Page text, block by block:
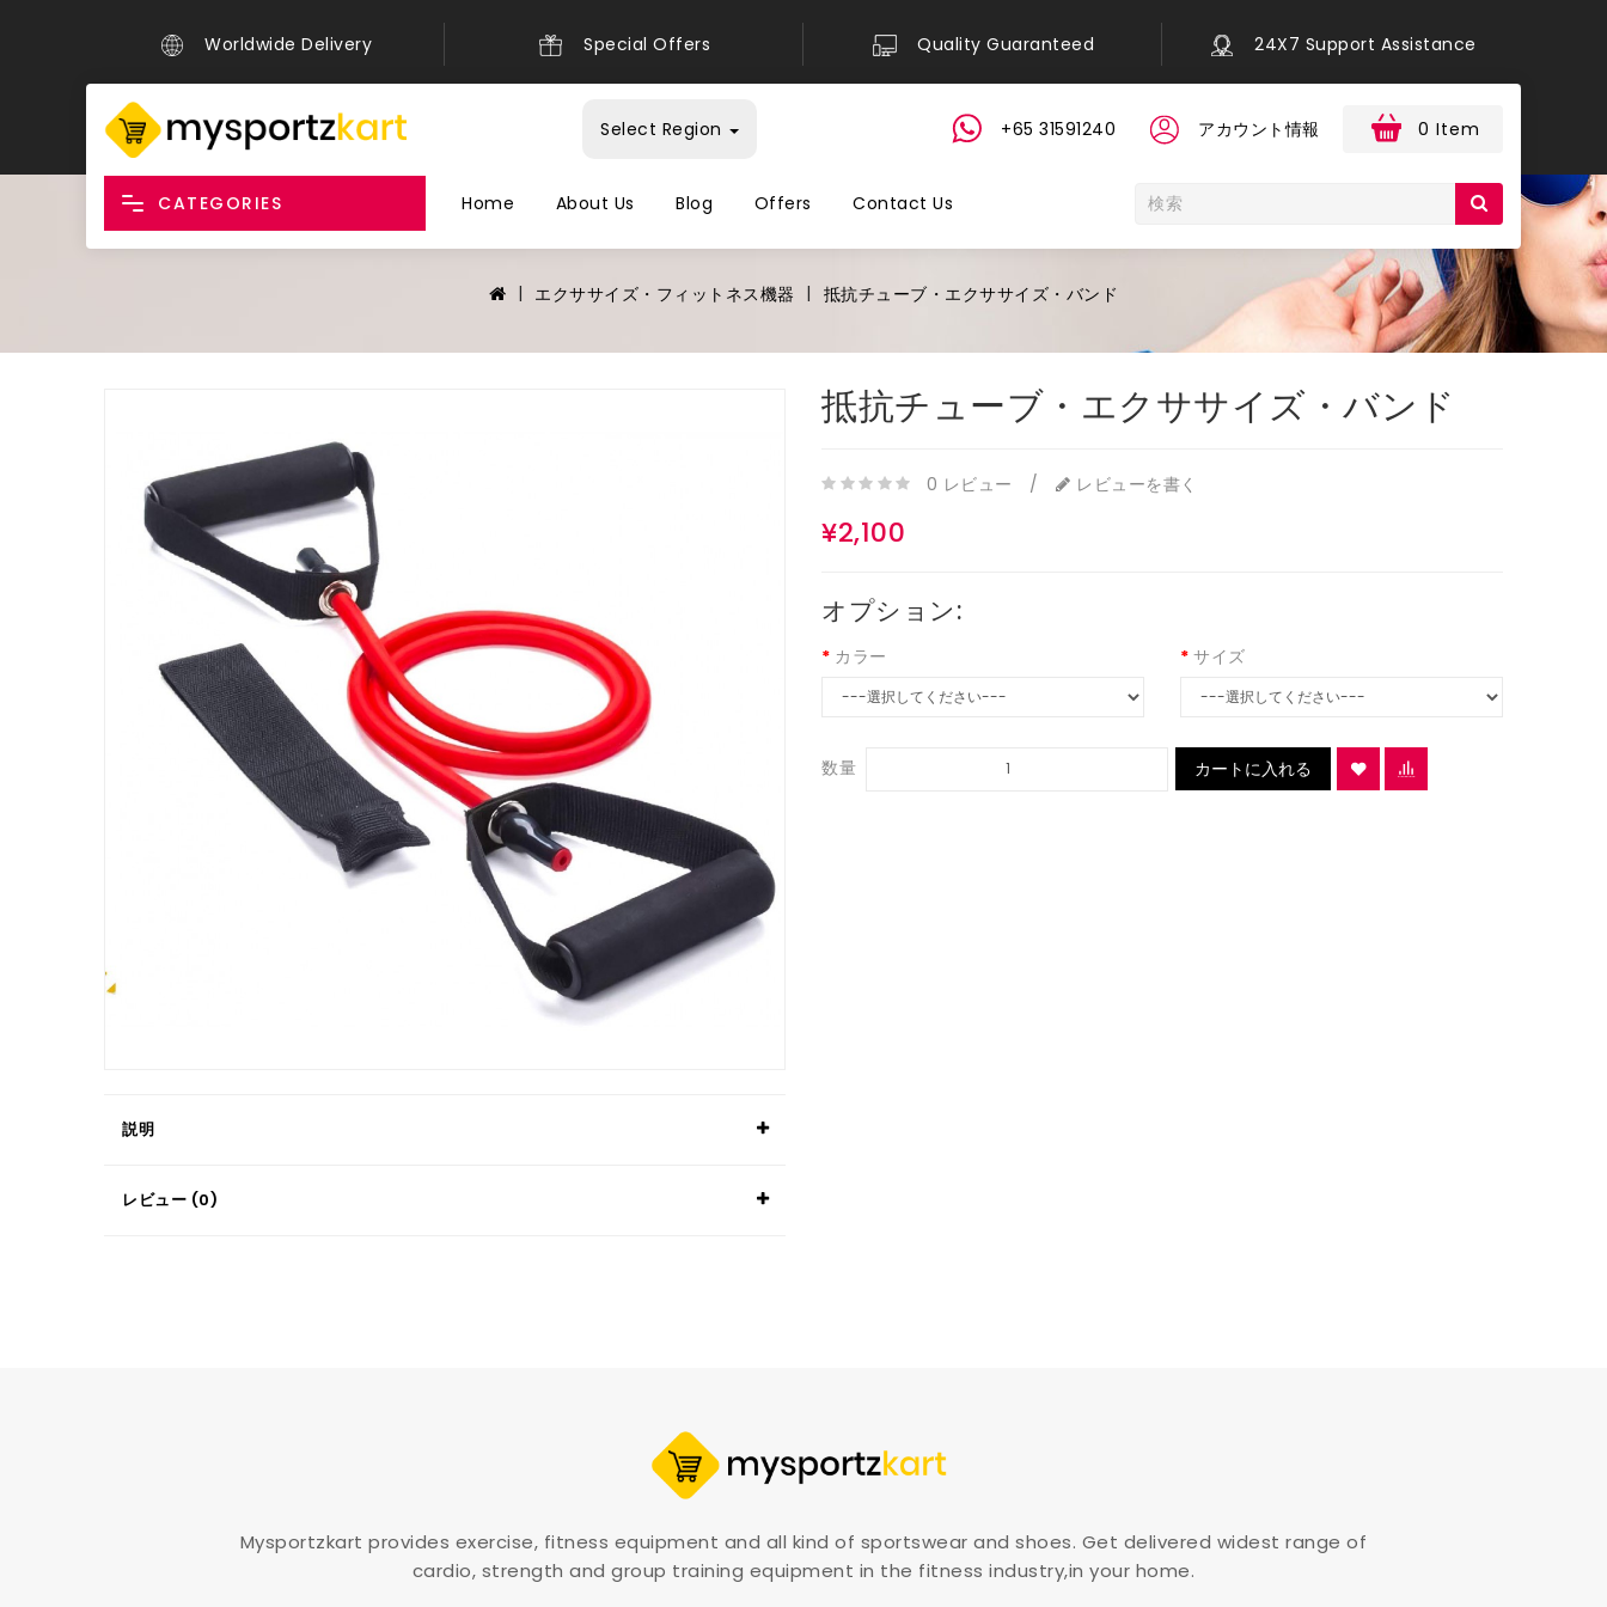
Worldwide Delivery Special Offers Quality Guaranteed 24X7 Support Assistance
Select Region +65 31591240 アカウント情報 0 Item
CATEGORIES Home About Us Blog Offers Contact Us
エクササイズ・フィットネス機器 抵抗チューブ・エクササイズ・バンド
説明
レビュー (0)
抵抗チューブ・エクササイズ・バンド
0 レビュー / レビューを書く
¥2,100
オプション:
カラー サイズ
数量 カートに入れる
Mysportzkart provides exercise, fitness equipment and all kind of sportswear and shoes. Get delivered widest range of
cardio, strength and group training equipment in the fitness industry,in your home.